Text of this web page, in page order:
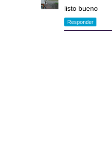
listo bueno
Responder